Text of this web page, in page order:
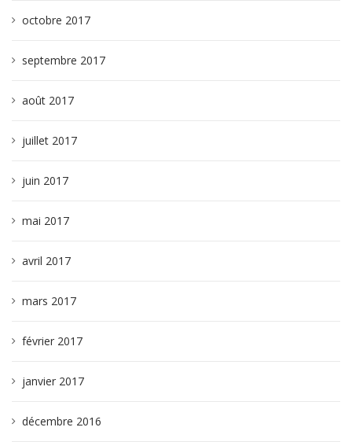
octobre 2017
septembre 2017
août 2017
juillet 2017
juin 2017
mai 2017
avril 2017
mars 2017
février 2017
janvier 2017
décembre 2016